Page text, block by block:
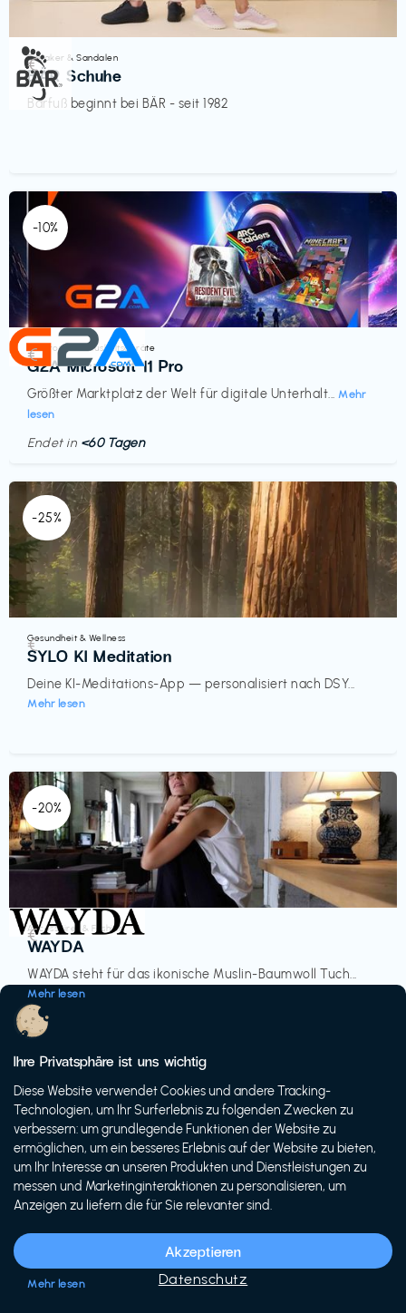
Sneaker & Sandalen
BÄR Schuhe
Barfuß beginnt bei BÄR - seit 1982
€‎
-10%
Elektronik & Haushaltsgeräte
G2A Microsoft 11 Pro
Größter Marktplatz der Welt für digitale Unterhalt... Mehr
lesen
€‎
Endet in <60 Tagen
-25%
Gesundheit & Wellness
SYLO KI Meditation
Deine KI-Meditations-App — personalisiert nach DSY...
Mehr lesen
€‎
-20%
Accessoires & Fashion
WAYDA
WAYDA steht für das ikonische Muslin-Baumwoll Tuch...
Mehr lesen
€‎
-20%
Siech Cycles
Entdecke den Schweizer Brand für urbane Fahrräder...
Mehr lesen
Ihre Privatsphäre ist uns wichtig
Diese Website verwendet Cookies und andere Tracking-
Technologien, um Ihr Surferlebnis zu folgenden Zwecken zu
verbessern: um grundlegende Funktionen der Website zu
ermöglichen, um ein besseres Erlebnis auf der Website zu bieten,
um Ihr Interesse an unseren Produkten und Dienstleistungen zu
messen und Marketinginteraktionen zu personalisieren, um
Anzeigen zu liefern die für Sie relevanter sind.
Akzeptieren
Datenschutz